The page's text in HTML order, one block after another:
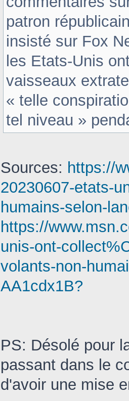
patron
insisté sur Fox
les Etats-Unis
vaisseaux
« telle
tel niveau »
Sources: https://
20230607-etats-
humains-selon-
https://
unis-ont-
volants-non-
AA1cdx1B?
PS: Désolé pour
passant dans le
d'avoir une mise